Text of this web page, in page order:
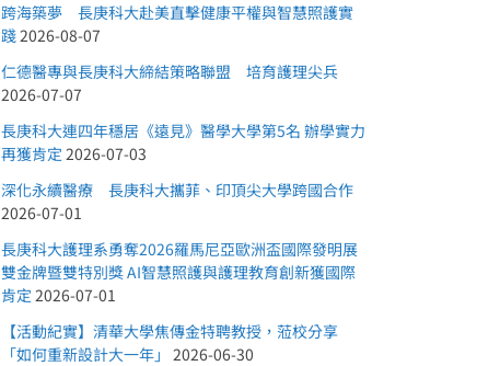
跨海築夢 長庚科大赴美直擊健康平權與智慧照護實
踐2026-08-07
仁德醫專與長庚科大締結策略聯盟 培育護理尖兵
2026-07-07
長庚科大連四年穩居《遠見》醫學大學第5名 辦學實力
再獲肯定 2026-07-03
深化永續醫療 長庚科大攜菲、印頂尖大學跨國合作
2026-07-01
長庚科大護理系勇奪2026羅馬尼亞歐洲盃國際發明展
雙金牌暨雙特別獎 AI智慧照護與護理教育創新獲國際
肯定 2026-07-01
【活動紀實】清華大學焦傳金特聘教授，蒞校分享
「如何重新設計大一年」 2026-06-30